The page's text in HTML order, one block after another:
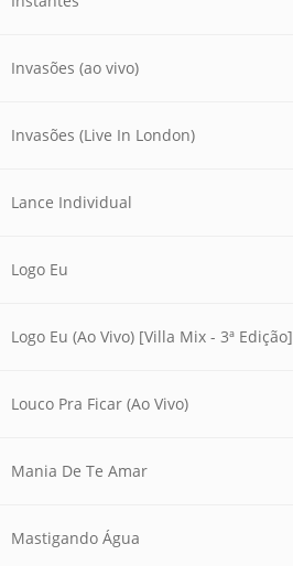
Invasões (ao vivo)
Invasões (Live In London)
Lance Individual
Logo Eu
Logo Eu (Ao Vivo) [Villa Mix - 3ª Edição]
Louco Pra Ficar (Ao Vivo)
Mania De Te Amar
Mastigando Água